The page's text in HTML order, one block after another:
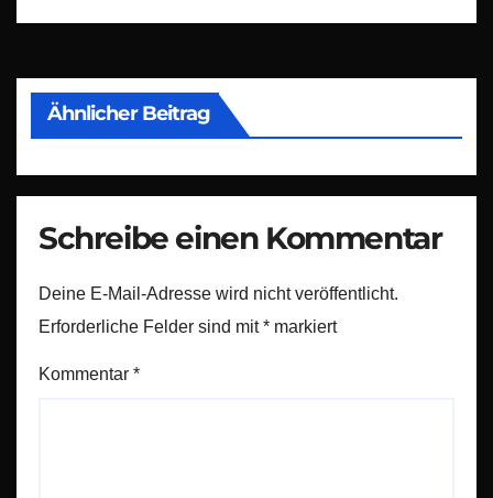
Ähnlicher Beitrag
Schreibe einen Kommentar
Deine E-Mail-Adresse wird nicht veröffentlicht.
Erforderliche Felder sind mit* markiert
Kommentar *